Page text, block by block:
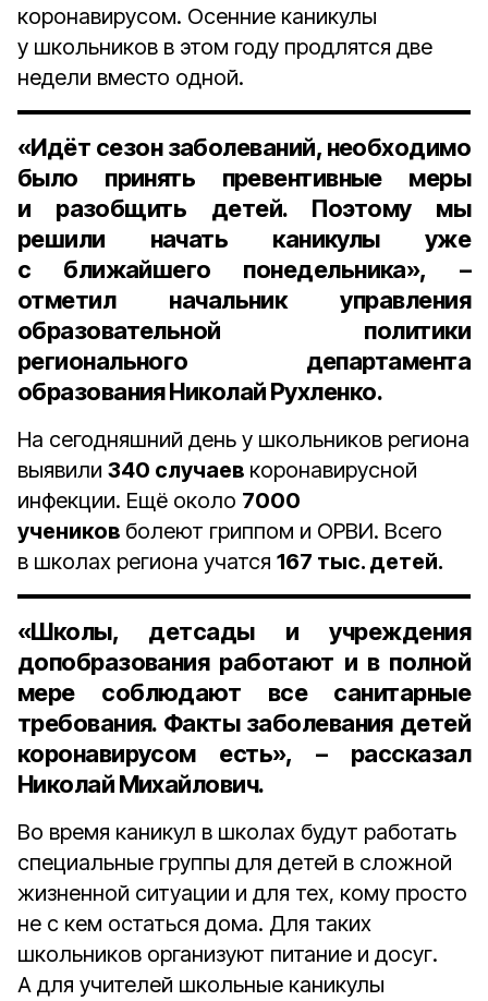
коронавирусом. Осенние каникулы
у школьников в этом году продлятся две
недели вместо одной.
«Идёт сезон заболеваний, необходимо
было принять превентивные меры
и разобщить детей. Поэтому мы
решили начать каникулы уже
с ближайшего понедельника», –
отметил начальник управления
образовательной политики
регионального департамента
образования Николай Рухленко.
На сегодняшний день у школьников региона
выявили 340 случаев коронавирусной
инфекции. Ещё около 7000
учеников болеют гриппом и ОРВИ. Всего
в школах региона учатся 167 тыс. детей.
«Школы, детсады и учреждения
допобразования работают и в полной
мере соблюдают все санитарные
требования. Факты заболевания детей
коронавирусом есть», – рассказал
Николай Михайлович.
Во время каникул в школах будут работать
специальные группы для детей в сложной
жизненной ситуации и для тех, кому просто
не с кем остаться дома. Для таких
школьников организуют питание и досуг.
А для учителей школьные каникулы